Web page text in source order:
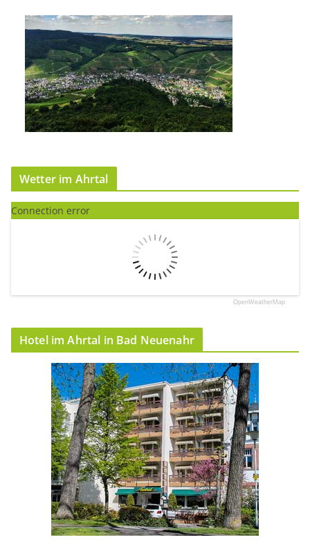
Wetter im Ahrtal
Connection error
OpenWeatherMap
Hotel im Ahrtal in Bad Neuenahr